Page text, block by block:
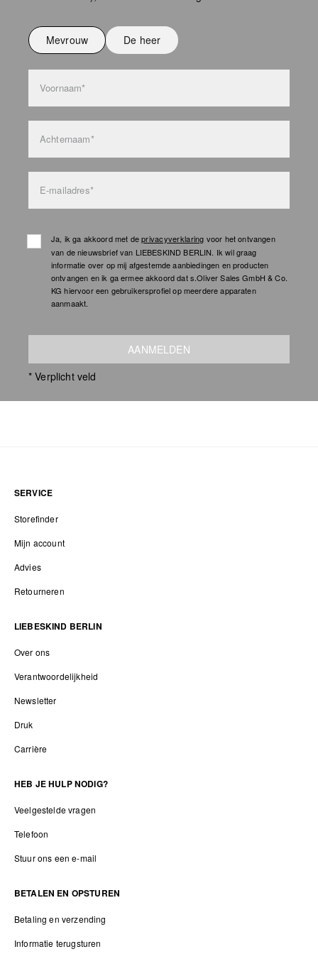
Mevrouw De heer
Voornaam*
Achternaam*
E-mailadres*
Ja, ik ga akkoord met deprivacyverklaring voor het ontvangen
van de nieuwsbrief van LIEBESKIND BERLIN. Ik wil graag
informatie over op mij afgestemde aanbiedingen en producten
ontvangen en ik ga ermee akkoord dat s.Oliver Sales GmbH & Co.
KG hiervoor een gebruikersprofiel op meerdere apparaten
aanmaakt.
AANMELDEN
* Verplicht veld
SERVICE
Storefinder
Mijn account
Advies
Retourneren
LIEBESKIND BERLIN
Over ons
Verantwoordelijkheid
Newsletter
Druk
Carrière
HEB JE HULP NODIG?
Veelgestelde vragen
Telefoon
Stuur ons een e-mail
BETALEN EN OPSTUREN
Betaling en verzending
Informatie terugsturen